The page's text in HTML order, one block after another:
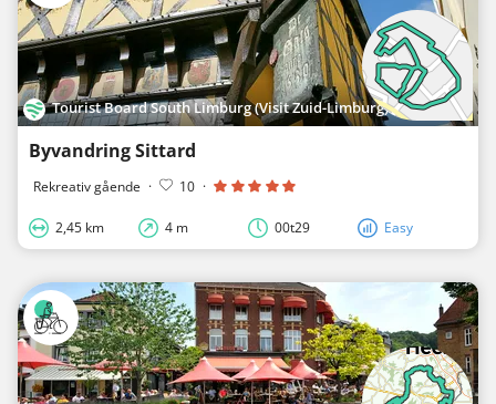
Tourist Board South Limburg (Visit Zuid-Limburg)
Byvandring Sittard
Rekreativ gående · 10 ·
2,45 km 4 m 00t29 Easy